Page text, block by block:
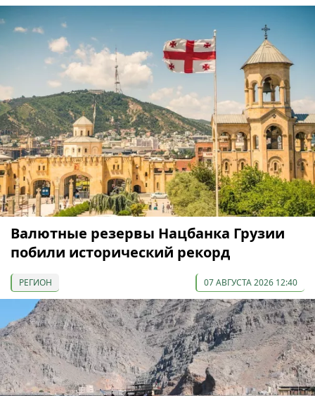
Валютные резервы Нацбанка Грузии
побили исторический рекорд
РЕГИОН 07 АВГУСТА 2026 12:40